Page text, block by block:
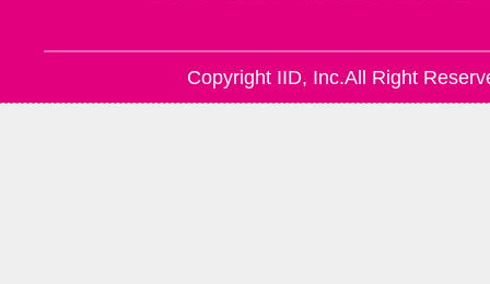
Copyright IID, Inc.All Right